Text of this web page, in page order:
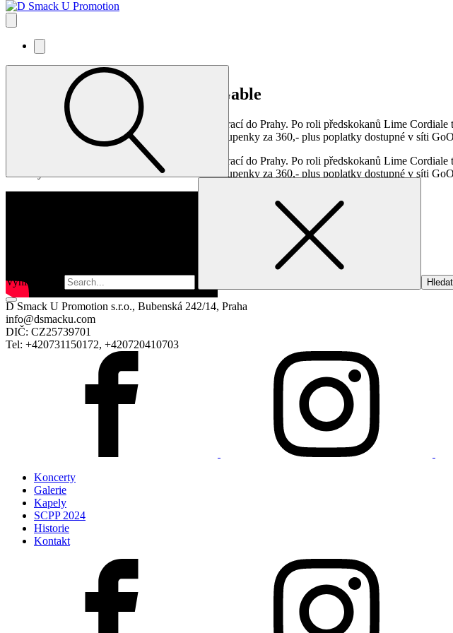
Vyhledávání
NOVĚ OZNÁMENO: Great Gable
Australská indie-rocková kapela Great Gable se vrací do Prahy. Po roli předskokanů Lime
Prostory Café V lese roztančí 6. června 2025. Vstupenky za 360,- plus poplatky dostupné v síti
Australská indie-rocková kapela Great Gable se vrací do Prahy. Po roli předskokanů Lime
Prostory Café V lese roztančí 6. června 2025. Vstupenky za 360,- plus poplatky dostupné v síti
D Smack U Promotion s.r.o., Bubenská 242/14, Praha
info@dsmacku.com
DIČ: CZ25739701
Tel: +420731150172, +420720410703
Koncerty
Galerie
Kapely
SCPP 2024
Historie
Kontakt